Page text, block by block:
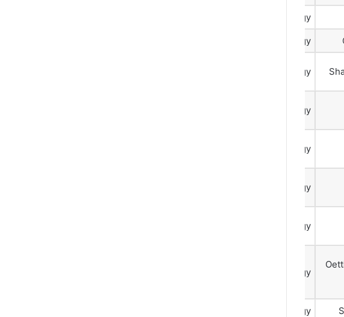
Ophtalmology
Ophtalmology
Ophtalmology
Ophtalmology
Ophtalmology
Ophtalmology
Ophtalmology
Ophtalmology
Ophtalmology